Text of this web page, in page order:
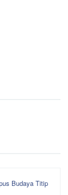
Budaya Titip